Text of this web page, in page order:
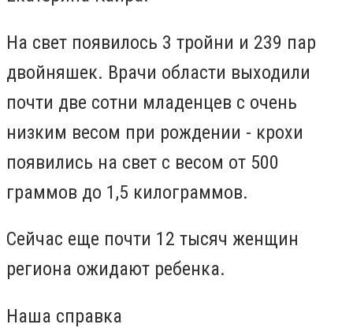
На свет появилось 3 тройни и 239 пар
двойняшек. Врачи области выходили
почти две сотни младенцев с очень
низким весом при рождении - крохи
появились на свет с весом от 500
граммов до 1,5 килограммов.
Сейчас еще почти 12 тысяч женщин
региона ожидают ребенка.
Наша справка